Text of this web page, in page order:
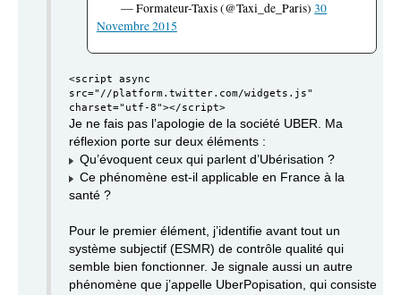
— Formateur-Taxis (@Taxi_de_Paris)30
Novembre 2015
<script async
src="//platform.twitter.com/widgets.js"
charset="utf-8"></script>
Je ne fais pas l’apologie de la société UBER. Ma
réflexion porte sur deux éléments :
Qu’évoquent ceux qui parlent d’Ubérisation ?
Ce phénomène est-il applicable en France à la
santé ?
Pour le premier élément, j’identifie avant tout un
système subjectif (ESMR) de contrôle qualité qui
semble bien fonctionner. Je signale aussi un autre
phénomène que j’appelle UberPopisation, qui consiste